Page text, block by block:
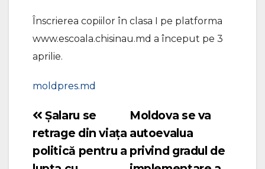
Înscrierea copiilor în clasa I pe platforma
www.escoala.chisinau.md a început pe 3
aprilie.
moldpres.md
Navigare
în
articole
Moldova se va
autoevalua
privind gradul de
Șalaru se
retrage din viața
politică pentru a